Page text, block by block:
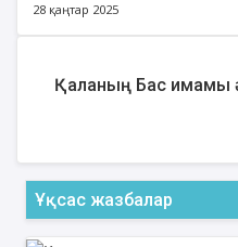
28 қаңтар 2025
Қаланың Бас имамы
Ұқсас жазбалар